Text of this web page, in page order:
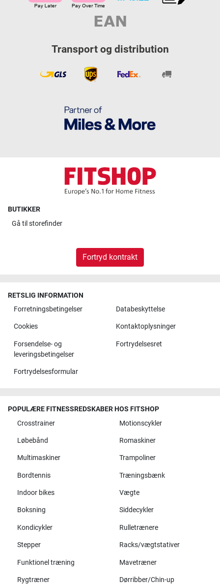
Transport og distribution
BUTIKKER
Gå til storefinder
Fortryd kontrakt
RETSLIG INFORMATION
Forretningsbetingelser
Databeskyttelse
Cookies Kontaktoplysninger
Forsendelse- og
leveringsbetingelser
Fortrydelsesret
Fortrydelsesformular
POPULÆRE FITNESSREDSKABER HOS FITSHOP
Crosstrainer
Motionscykler
Løbebånd Romaskiner
Multimaskiner Trampoliner
Bordtennis Træningsbænk
Indoor bikes Vægte
Boksning Siddecykler
Kondicykler Rulletrænere
Stepper Racks/vægtstativer
Funktionel træning Mavetræner
Rygtræner Dørribber/Chin-up